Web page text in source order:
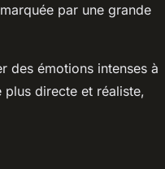
par une grande
des émotions intenses à
plus directe et réaliste,